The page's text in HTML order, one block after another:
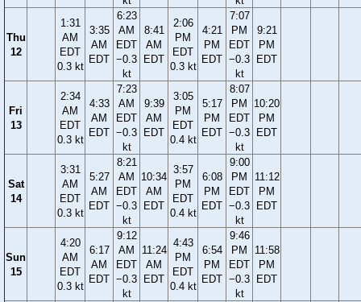
Thu
12
1:31
AM
EDT
0.3 kt
3:35
AM
EDT
6:23
AM
EDT
−0.3
kt
8:41
AM
EDT
2:06
PM
EDT
0.3 kt
4:21
PM
EDT
7:07
PM
EDT
−0.3
kt
9:21
PM
EDT
Fri
13
2:34
AM
EDT
0.3 kt
4:33
AM
EDT
7:23
AM
EDT
−0.3
kt
9:39
AM
EDT
3:05
PM
EDT
0.4 kt
5:17
PM
EDT
8:07
PM
EDT
−0.3
kt
10:20
PM
EDT
Sat
14
3:31
AM
EDT
0.3 kt
5:27
AM
EDT
8:21
AM
EDT
−0.3
kt
10:34
AM
EDT
3:57
PM
EDT
0.4 kt
6:08
PM
EDT
9:00
PM
EDT
−0.3
kt
11:12
PM
EDT
Sun
15
4:20
AM
EDT
0.3 kt
6:17
AM
EDT
9:12
AM
EDT
−0.3
kt
11:24
AM
EDT
4:43
PM
EDT
0.4 kt
6:54
PM
EDT
9:46
PM
EDT
−0.3
kt
11:58
PM
EDT